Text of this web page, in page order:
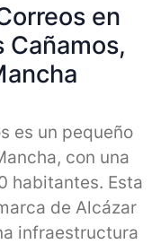
en
Cañamos,
es un pequeño
con una
habitantes. Esta
de Alcázar
infraestructura